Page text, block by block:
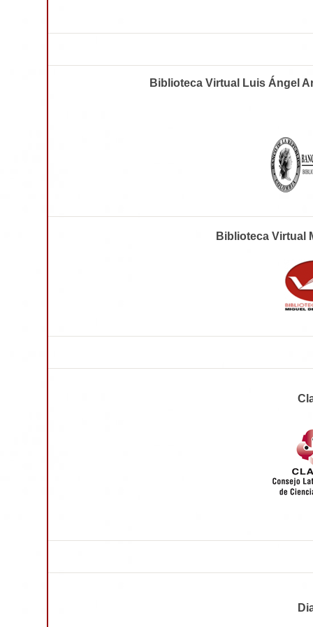
Biblioteca Virtual Luis Ángel
Biblioteca Virtual